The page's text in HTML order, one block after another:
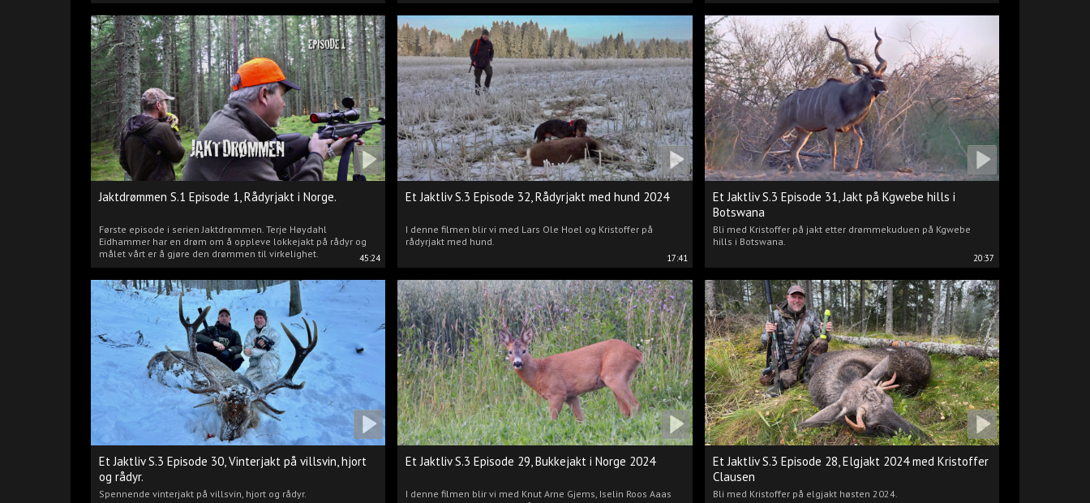
45:24
Jaktdrømmen S.1 Episode 1, Rådyrjakt i Norge.
Første episode i serien Jaktdrømmen. Terje Høydahl
Eidhammer har en drøm om å oppleve lokkejakt på rådyr og
målet vårt er å gjøre den drømmen til virkelighet.
17:41
Et Jaktliv S.3 Episode 32, Rådyrjakt med hund 2024
I denne filmen blir vi med Lars Ole Hoel og Kristoffer på
rådyrjakt med hund.
20:37
Et Jaktliv S.3 Episode 31, Jakt på Kgwebe hills i
Botswana
Bli med Kristoffer på jakt etter drømmekuduen på Kgwebe
hills i Botswana.
Et Jaktliv S.3 Episode 30, Vinterjakt på villsvin, hjort
og rådyr.
Spennende vinterjakt på villsvin, hjort og rådyr.
Et Jaktliv S.3 Episode 29, Bukkejakt i Norge 2024
I denne filmen blir vi med Knut Arne Gjems, Iselin Roos Aaas
Et Jaktliv S.3 Episode 28, Elgjakt 2024 med Kristoffer
Clausen
Bli med Kristoffer på elgjakt høsten 2024.